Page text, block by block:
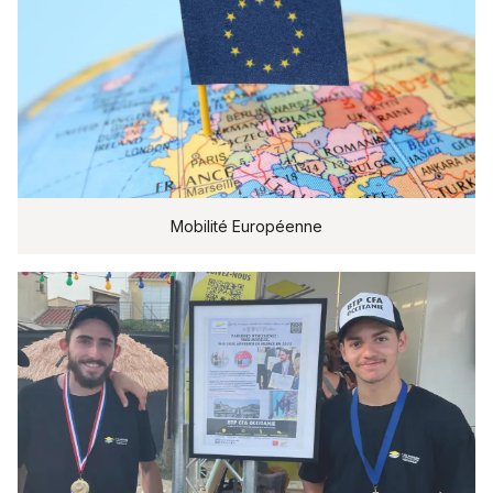
Mobilité Européenne